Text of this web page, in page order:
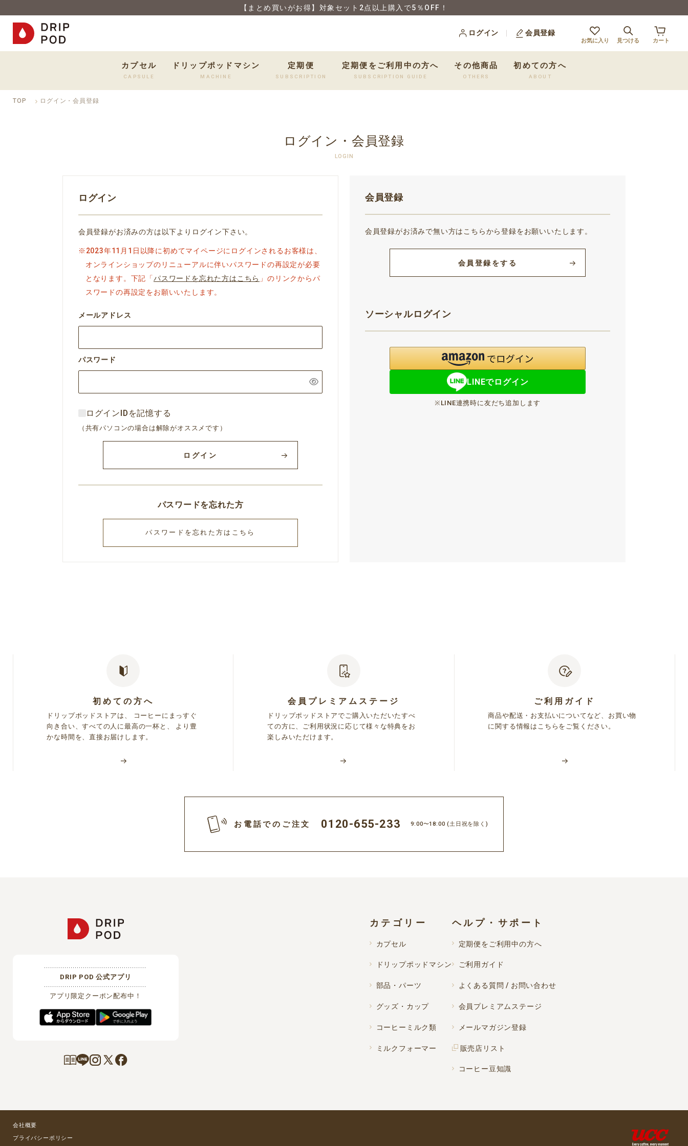
【まとめ買いがお得】対象セット2点以上購入で5％OFF！
ログイン 会員登録
お気に入り 見つける カート
カプセル
CAPSULE
ドリップポッドマシン
MACHINE
定期便
SUBSCRIPTION
定期便をご利用中の方へ
SUBSCRIPTION GUIDE
その他商品
OTHERS
初めての方へ
ABOUT
TOP ログイン・会員登録
ログイン・会員登録
LOGIN
ログイン
会員登録がお済みの方は以下よりログイン下さい。
※2023年11月1日以降に初めてマイページにログインされるお客様は、
オンラインショップのリニューアルに伴いパスワードの再設定が必要
となります。下記「パスワードを忘れた方はこちら 」のリンクからパ
スワードの再設定をお願いいたします。
メールアドレス
パスワード
ログインIDを記憶する
（共有パソコンの場合は解除がオススメです）
ログイン
パスワードを忘れた方
パスワードを忘れた方はこちら
会員登録
会員登録がお済みで無い方はこちらから登録をお願いいたします。
会員登録をする
ソーシャルログイン
LINEでログイン
※LINE連携時に友だち追加します
初めての方へ
ドリップポッドストアは、 コーヒーにまっすぐ
向き合い、すべての人に最高の一杯と、 より豊
かな時間を、直接お届けします。
会員プレミアムステージ
ドリップポッドストアでご購入いただいたすべ
ての方に、ご利用状況に応じて様々な特典をお
楽しみいただけます。
ご利用ガイド
商品や配送・お支払いについてなど、お買い物
に関する情報はこちらをご覧ください。
お電話でのご注文 0120-655-233 9:00〜18:00(土日祝を除く)
DRIP POD 公式アプリ
アプリ限定クーポン配布中！
カテゴリー
カプセル
ドリップポッドマシン
部品・パーツ
グッズ・カップ
コーヒーミルク類
ミルクフォーマー
ヘルプ・サポート
定期便をご利用中の方へ
ご利用ガイド
よくある質問 / お問い合わせ
会員プレミアムステージ
メールマガジン登録
販売店リスト
コーヒー豆知識
会社概要
プライバシーポリシー